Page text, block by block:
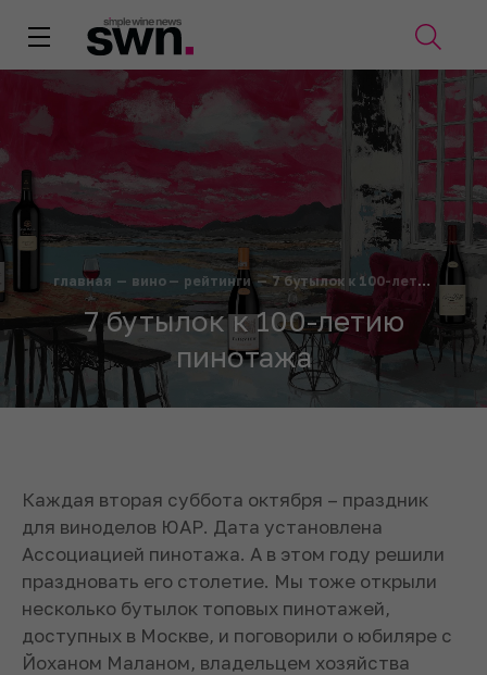
главная — вино — рейтинги — 7 бутылок к 100-летию пинотажа
7 бутылок к 100-летию
пинотажа
Каждая вторая суббота октября – праздник
для виноделов ЮАР. Дата установлена
Ассоциацией пинотажа. А в этом году решили
праздновать его столетие. Мы тоже открыли
несколько бутылок топовых пинотажей,
доступных в Москве, и поговорили о юбиляре с
Йоханом Маланом, владельцем хозяйства